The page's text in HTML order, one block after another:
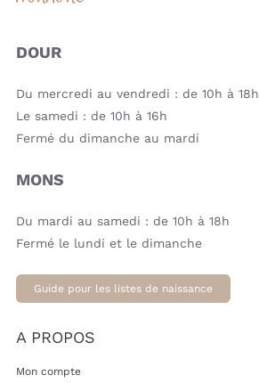
DOUR
Du mercredi au vendredi : de 10h à 18h
Le samedi : de 10h à 16h
Fermé du dimanche au mardi
MONS
Du mardi au samedi : de 10h à 18h
Fermé le lundi et le dimanche
Guide pour les listes de naissance
A PROPOS
Mon compte